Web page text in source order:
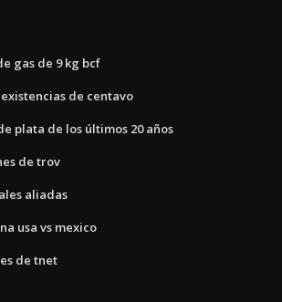
gas de 9 kg bcf
de centavo
plata de los últimos 20 años
de trov
aliadas
usa vs mexico
de tnet